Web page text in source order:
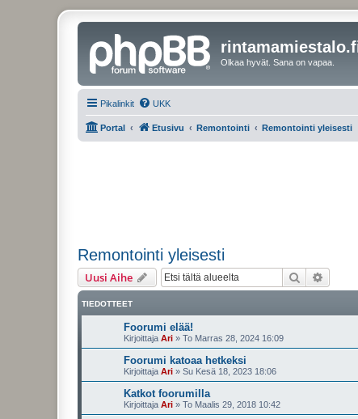
Olkaa hyvät. Sana on vapaa.
Pikalinkit UKK
Portal Etusivu Remontointi Remontointi yleisesti
Remontointi yleisesti
Uusi Aihe Etsi
TIEDOTTEET
Foorumi elää!
Kirjoittaja Ari » To Marras 28, 2024 16:09
Foorumi katoaa hetkeksi
Kirjoittaja Ari » Su Kesä 18, 2023 18:06
Katkot foorumilla
Kirjoittaja Ari » To Maalis 29, 2018 10:42